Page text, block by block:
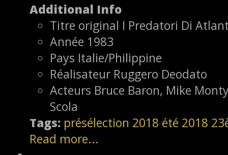
Additional Info
Titre original I Predatori Di
Année 1983
Pays Italie/Philippine
Réalisateur Ruggero Deodato
Acteurs Bruce Baron, Mike
Scola
Tags: présélection 2018 été 2018
Read more...